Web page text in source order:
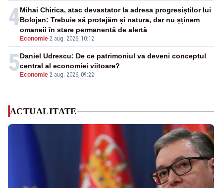
4
Economie-2 aug. 2026, 10:12
Mihai Chirica, atac devastator la adresa progresiștilor lui
Bolojan: Trebuie să protejăm și natura, dar nu șținem
omaneii în stare permanentă de alertă
5 Economie-2 aug. 2026, 09:22
Daniel Udrescu: De ce patrimoniul va deveni conceptul
central al economiei viitoare?
ACTUALITATE